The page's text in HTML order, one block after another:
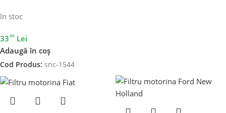
In stoc
3300 Lei
Adaugă în coș
Cod Produs: snc-1544